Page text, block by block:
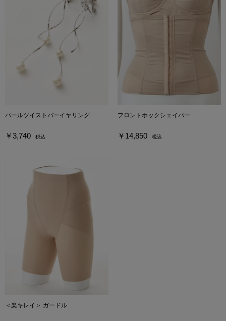
パールツイストバーイヤリング
￥3,740 税込
フロントホックシェイパー
￥14,850 税込
＜楽キレイ＞ ガードル